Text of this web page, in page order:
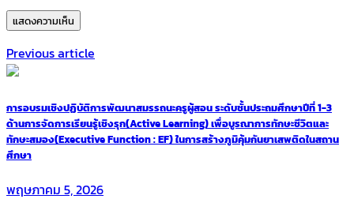
Previous article
การอบรมเชิงปฏิบัติการพัฒนาสมรรถนะครูผู้สอน ระดับชั้นประถมศึกษาปีที่ 1-3
ด้านการจัดการเรียนรู้เชิงรุก(Active Learning) เพื่อบูรณาการทักษะชีวิตและ
ทักษะสมอง(Executive Function : EF) ในการสร้างภูมิคุ้มกันยาเสพติดในสถาน
ศึกษา
พฤษภาคม 5, 2026